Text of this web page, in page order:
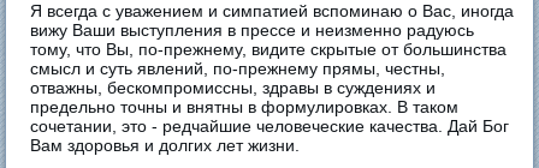
Я всегда с уважением и симпатией вспоминаю о Вас, иногда
вижу Ваши выступления в прессе и неизменно радуюсь
тому, что Вы, по-прежнему, видите скрытые от большинства
смысл и суть явлений, по-прежнему прямы, честны,
отважны, бескомпромиссны, здравы в суждениях и
предельно точны и внятны в формулировках. В таком
сочетании, это - редчайшие человеческие качества. Дай Бог
Вам здоровья и долгих лет жизни.